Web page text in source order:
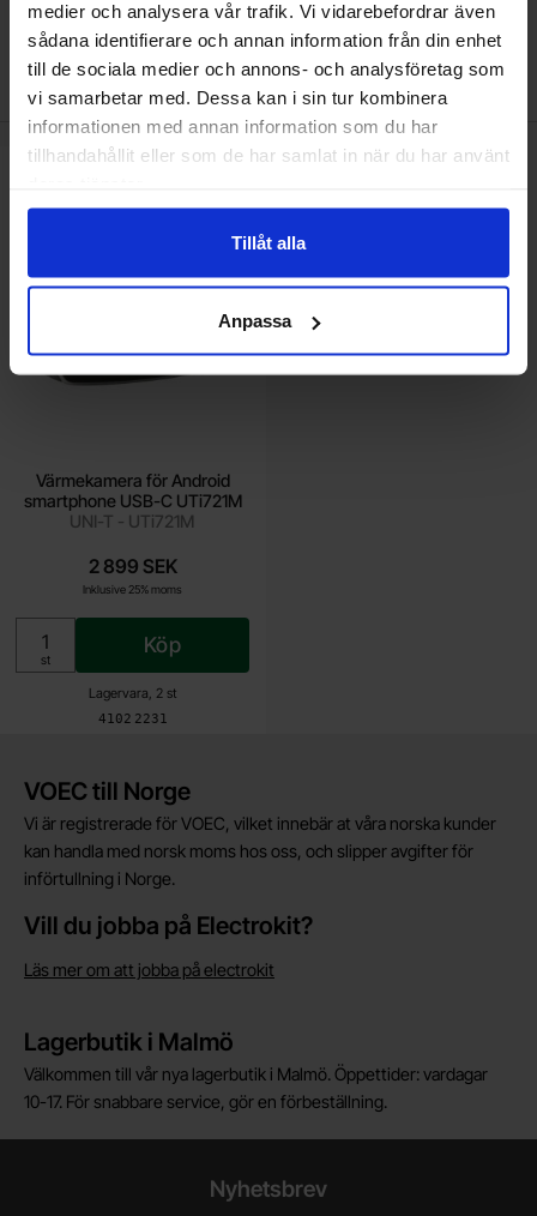
medier och analysera vår trafik. Vi vidarebefordrar även
sådana identifierare och annan information från din enhet
till de sociala medier och annons- och analysföretag som
vi samarbetar med. Dessa kan i sin tur kombinera
informationen med annan information som du har
tillhandahållit eller som de har samlat in när du har använt
Tillåt alla
Anpassa
Den här produkten är tillbehör till
Värmekamera för Android
smartphone USB-C UTi721M
UNI-T - UTi721M
Art. nr
4102 2231
Lagervara, 2 st
2 899 SEK
Inklusive 25% moms
Enhet:
st
Köp
Kort allmän information
VOEC till Norge
Vi är registrerade för VOEC, vilket innebär at våra norska kunder
kan handla med norsk moms hos oss, och slipper avgifter för
införtullning i Norge.
Vill du jobba på Electrokit?
Läs mer om att jobba på electrokit
Lagerbutik i Malmö
Välkommen till vår nya lagerbutik i Malmö. Öppettider: vardagar
10-17. För snabbare service, gör en förbeställning.
Nyhetsbrev